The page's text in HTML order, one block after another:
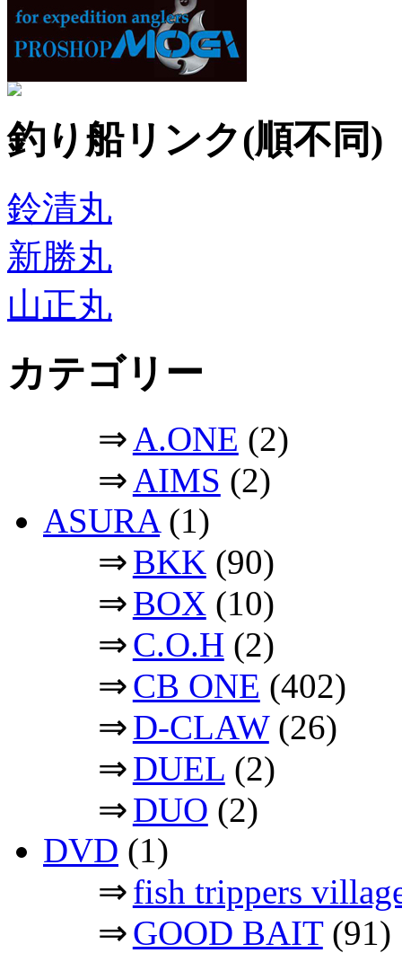
釣り船リンク(順不同)
鈴清丸
新勝丸
山正丸
カテゴリー
⇒A.ONE (2)
⇒AIMS (2)
ASURA(1)
⇒BKK (90)
⇒BOX (10)
⇒C.O.H (2)
⇒CB ONE (402)
⇒D-CLAW(26)
⇒DUEL (2)
⇒DUO (2)
DVD (1)
⇒fish trippers
⇒GOOD BAIT(91)